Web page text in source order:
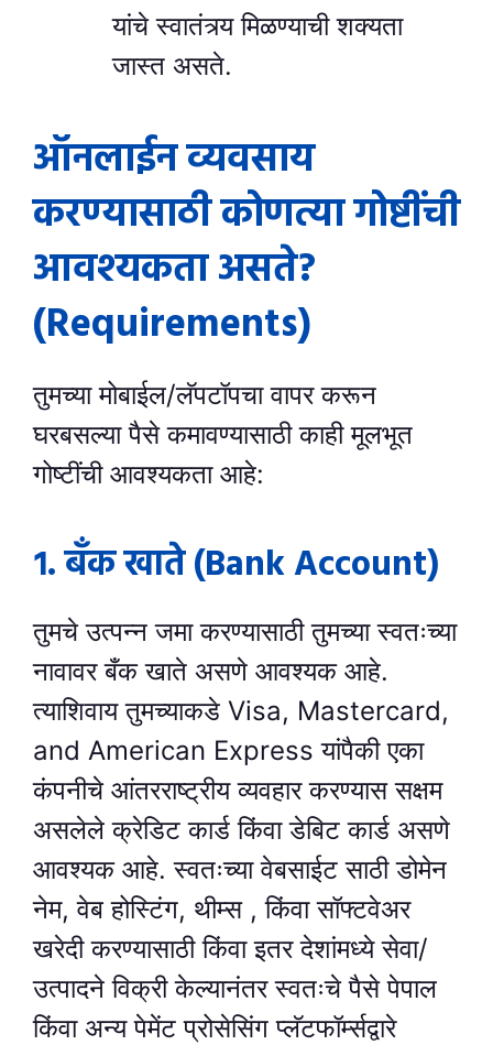
यांचे स्वातंत्र्य मिळण्याची शक्यता
जास्त असते.
ऑनलाईन व्यवसाय
करण्यासाठी कोणत्या गोष्टींची
आवश्यकता असते?
(Requirements)
तुमच्या मोबाईल/लॅपटॉपचा वापर करून
घरबसल्या पैसे कमावण्यासाठी काही मूलभूत
गोष्टींची आवश्यकता आहे:
१. बँक खाते (Bank Account)
तुमचे उत्पन्न जमा करण्यासाठी तुमच्या स्वतःच्या
नावावर बँक खाते असणे आवश्यक आहे.
त्याशिवाय तुमच्याकडे Visa, Mastercard,
and American Express यांपैकी एका
कंपनीचे आंतरराष्ट्रीय व्यवहार करण्यास सक्षम
असलेले क्रेडिट कार्ड किंवा डेबिट कार्ड असणे
आवश्यक आहे. स्वतःच्या वेबसाईट साठी डोमेन
नेम, वेब होस्टिंग, थीम्स , किंवा सॉफ्टवेअर
खरेदी करण्यासाठी किंवा इतर देशांमध्ये सेवा/
उत्पादने विक्री केल्यानंतर स्वतःचे पैसे पेपाल
किंवा अन्य पेमेंट प्रोसेसिंग प्लॅटफॉर्म्सद्वारे